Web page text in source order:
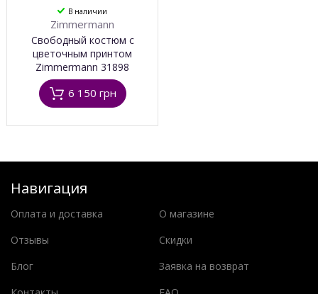
В наличии
Zimmermann
Свободный костюм c
цветочным принтом
Zimmermann 31898
6 150 грн
Навигация
Оплата и доставка
О магазине
Отзывы
Скидки
Блог
Заявка на возврат